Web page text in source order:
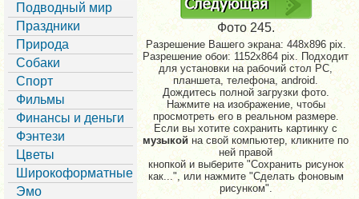
Подводный мир
Праздники
Природа
Собаки
Спорт
Фильмы
Финансы и деньги
Фэнтези
Цветы
Широкоформатные
Эмо
Фото 245.
Разрешение Вашего экрана: 448x896 pix.
Разрешение обои: 1152x864 pix. Подходит
для установки на рабочий стол PC,
планшета, телефона, android.
Дождитесь полной загрузки фото.
Нажмите на изображение, чтобы
просмотреть его в реальном размере.
Если вы хотите сохранить картинку с
музыкой на свой компьютер, кликните по
ней правой
кнопкой и выберите "Сохранить рисунок
как...", или нажмите "Сделать фоновым
рисунком".